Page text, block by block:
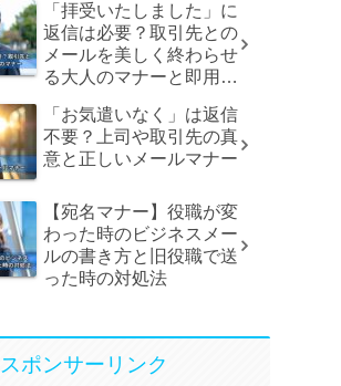
「拝受いたしました」に
返信は必要？取引先との
メールを美しく終わらせ
る大人のマナーと即用文
「お気遣いなく」は返信
不要？上司や取引先の真
意と正しいメールマナー
【宛名マナー】役職が変
わった時のビジネスメー
ルの書き方と旧役職で送
った時の対処法
スポンサーリンク